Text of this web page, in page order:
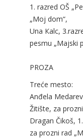
1. razred OŠ
„Moj dom“,
Una Кalc,
pesmu „Majski
PROZA
Treće mesto:
Anđela
Žitište, za
Dragan Čikoš,
za prozni rad